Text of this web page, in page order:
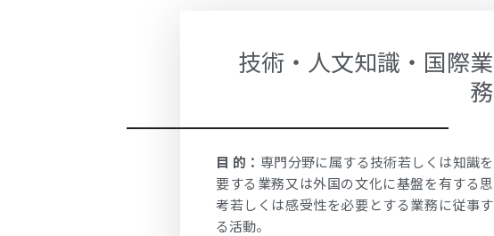
技術・人文知識・国際業
務
目 的： 専門分野に属する技術若しくは知識を
要する業務又は外国の文化に基盤を有する思
考若しくは感受性を必要とする業務に従事す
る活動。